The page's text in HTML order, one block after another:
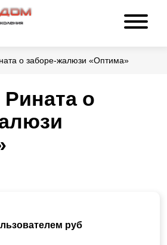
о заборе-жалюзи «Оптима»
о
руб